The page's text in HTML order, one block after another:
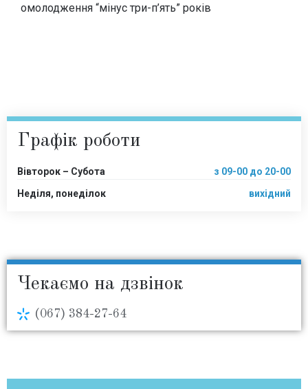
омолодження “мінус три-п’ять” років
Графік роботи
Вівторок – Субота
з 09-00 до 20-00
Неділя, понеділок
вихідний
Чекаємо на дзвінок
(067) 384-27-64